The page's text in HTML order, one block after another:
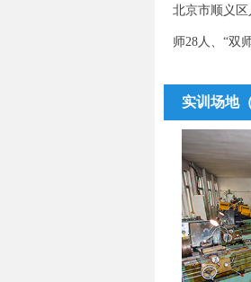
北京市顺义
师28人、“双
实训场地